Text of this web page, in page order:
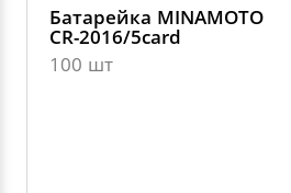
Батарейка MINAMOTO
CR-2016/5card
100 шт